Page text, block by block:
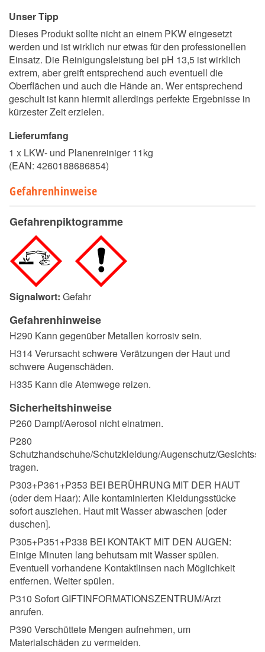
Unser Tipp
Dieses Produkt sollte nicht an einem PKW eingesetzt
werden und ist wirklich nur etwas für den professionellen
Einsatz. Die Reinigungsleistung bei pH 13,5 ist wirklich
extrem, aber greift entsprechend auch eventuell die
Oberflächen und auch die Hände an. Wer entsprechend
geschult ist kann hiermit allerdings perfekte Ergebnisse in
kürzester Zeit erzielen.
Lieferumfang
1 x LKW- und Planenreiniger 11kg
(EAN: 4260188686854)
Gefahrenhinweise
Gefahrenpiktogramme
Signalwort: Gefahr
Gefahrenhinweise
H290 Kann gegenüber Metallen korrosiv sein.
H314 Verursacht schwere Verätzungen der Haut und
schwere Augenschäden.
H335 Kann die Atemwege reizen.
Sicherheitshinweise
P260 Dampf/Aerosol nicht einatmen.
P280
Schutzhandschuhe/Schutzkleidung/Augenschutz/
tragen.
P303+P361+P353 BEI BERÜHRUNG MIT DER HAUT
(oder dem Haar): Alle kontaminierten Kleidungsstücke
sofort ausziehen. Haut mit Wasser abwaschen [oder
duschen].
P305+P351+P338 BEI KONTAKT MIT DEN AUGEN:
Einige Minuten lang behutsam mit Wasser spülen.
Eventuell vorhandene Kontaktlinsen nach Möglichkeit
entfernen. Weiter spülen.
P310 Sofort GIFTINFORMATIONSZENTRUM/Arzt
anrufen.
P390 Verschüttete Mengen aufnehmen, um
Materialschäden zu vermeiden.